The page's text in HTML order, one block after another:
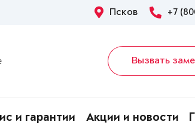
Псков +7
Вызвать
и гарантии Акции и новости